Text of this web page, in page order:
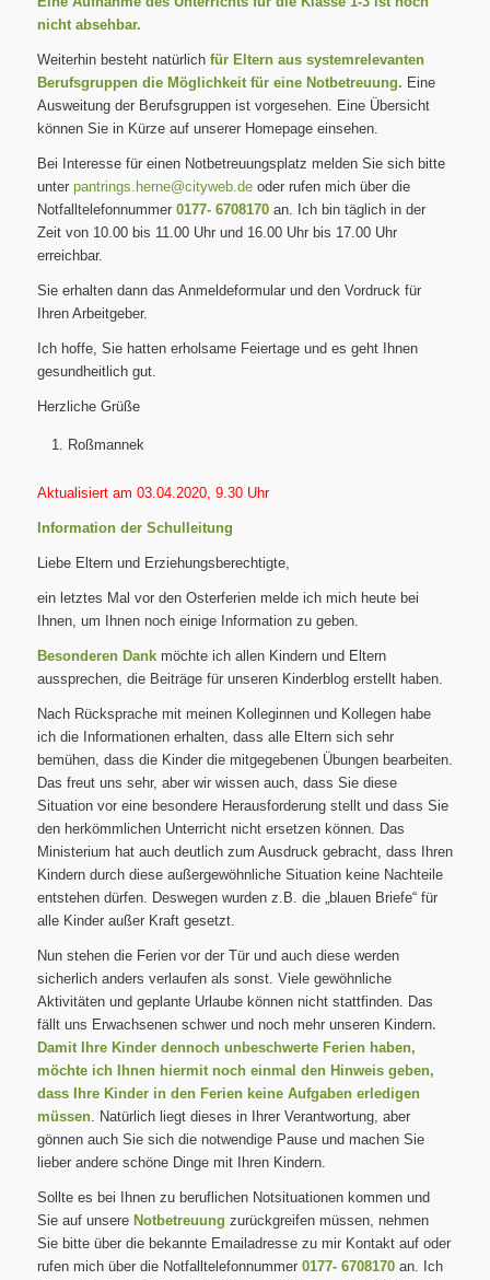
nicht absehbar.
Weiterhin besteht natürlich für Eltern aus systemrelevanten
Berufsgruppen die Möglichkeit für eine Notbetreuung. Eine
Ausweitung der Berufsgruppen ist vorgesehen. Eine Übersicht
können Sie in Kürze auf unserer Homepage einsehen.
Bei Interesse für einen Notbetreuungsplatz melden Sie sich bitte
unter pantrings.herne@cityweb.deoder rufen mich über die
Notfalltelefonnummer 0177- 6708170 an. Ich bin täglich in der
Zeit von 10.00 bis 11.00 Uhr und 16.00 Uhr bis 17.00 Uhr
erreichbar.
Sie erhalten dann das Anmeldeformular und den Vordruck für
Ihren Arbeitgeber.
Ich hoffe, Sie hatten erholsame Feiertage und es geht Ihnen
gesundheitlich gut.
Herzliche Grüße
Roßmannek
Aktualisiert am 03.04.2020, 9.30 Uhr
Information der Schulleitung
Liebe Eltern und Erziehungsberechtigte,
ein letztes Mal vor den Osterferien melde ich mich heute bei
Ihnen, um Ihnen noch einige Information zu geben.
Besonderen Dankmöchte ich allen Kindern und Eltern
aussprechen, die Beiträge für unseren Kinderblog erstellt haben.
Nach Rücksprache mit meinen Kolleginnen und Kollegen habe
ich die Informationen erhalten, dass alle Eltern sich sehr
bemühen, dass die Kinder die mitgegebenen Übungen bearbeiten.
Das freut uns sehr, aber wir wissen auch, dass Sie diese
Situation vor eine besondere Herausforderung stellt und dass Sie
den herkömmlichen Unterricht nicht ersetzen können. Das
Ministerium hat auch deutlich zum Ausdruck gebracht, dass Ihren
Kindern durch diese außergewöhnliche Situation keine Nachteile
entstehen dürfen. Deswegen wurden z.B. die „blauen Briefe“ für
alle Kinder außer Kraft gesetzt.
Nun stehen die Ferien vor der Tür und auch diese werden
sicherlich anders verlaufen als sonst. Viele gewöhnliche
Aktivitäten und geplante Urlaube können nicht stattfinden. Das
fällt uns Erwachsenen schwer und noch mehr unseren Kindern.
Damit Ihre Kinder dennoch unbeschwerte Ferien haben,
möchte ich Ihnen hiermit noch einmal den Hinweis geben,
dass Ihre Kinder in den Ferien keine Aufgaben erledigen
müssen. Natürlich liegt dieses in Ihrer Verantwortung, aber
gönnen auch Sie sich die notwendige Pause und machen Sie
lieber andere schöne Dinge mit Ihren Kindern.
Sollte es bei Ihnen zu beruflichen Notsituationen kommen und
Sie auf unsere Notbetreuung zurückgreifen müssen, nehmen
Sie bitte über die bekannte Emailadresse zu mir Kontakt auf oder
rufen mich über die Notfalltelefonnummer 0177- 6708170 an. Ich